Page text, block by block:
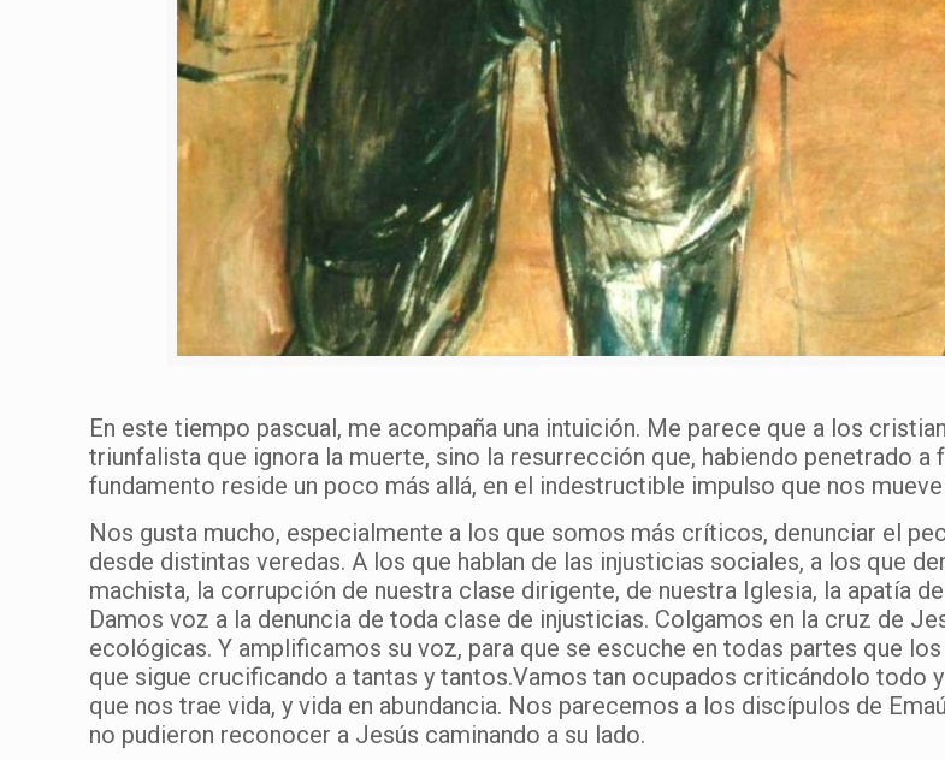
En este tiempo pascual, me acompaña una intuición. Me parece que a los
triunfalista que ignora la muerte, sino la resurrección que, habiendo penetrado
fundamento reside un poco más allá, en el indestructible impulso que nos
Nos gusta mucho, especialmente a los que somos más críticos, denunciar el
desde distintas veredas. A los que hablan de las injusticias sociales, a los que
machista, la corrupción de nuestra clase dirigente, de nuestra Iglesia, la apatía
Damos voz a la denuncia de toda clase de injusticias. Colgamos en la cruz de
ecológicas. Y amplificamos su voz, para que se escuche en todas partes que
que sigue crucificando a tantas y tantos.Vamos tan ocupados criticándolo todo
que nos trae vida, y vida en abundancia. Nos parecemos a los discípulos de
no pudieron reconocer a Jesús caminando a su lado.